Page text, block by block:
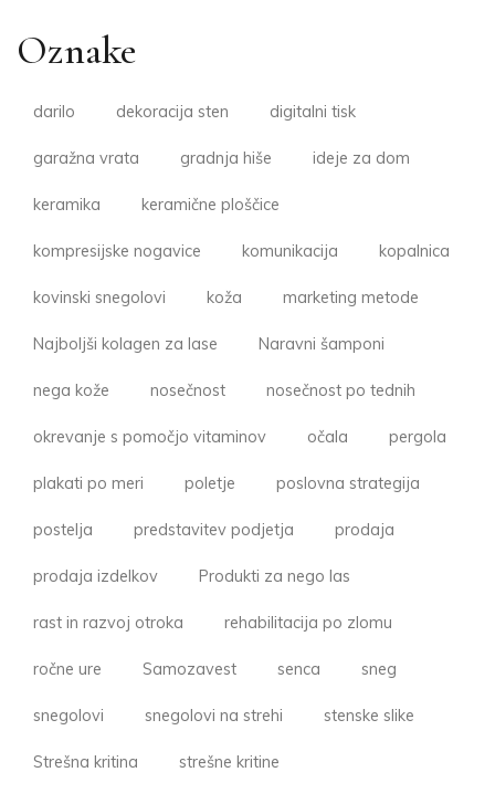
Oznake
darilo dekoracija sten digitalni tisk
garažna vrata gradnja hiše ideje za dom
keramika keramične ploščice
kompresijske nogavice komunikacija kopalnica
kovinski snegolovi koža marketing metode
Najboljši kolagen za lase Naravni šamponi
nega kože nosečnost nosečnost po tednih
okrevanje s pomočjo vitaminov očala pergola
plakati po meri poletje poslovna strategija
postelja predstavitev podjetja prodaja
prodaja izdelkov Produkti za nego las
rast in razvoj otroka rehabilitacija po zlomu
ročne ure Samozavest senca sneg
snegolovi snegolovi na strehi stenske slike
Strešna kritina strešne kritine